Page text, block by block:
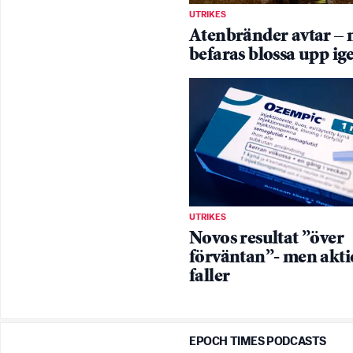
UTRIKES
Atenbränder avtar –
befaras blossa upp
UTRIKES
Novos resultat ”över
förväntan”- men
faller
EPOCH TIMES PODCASTS